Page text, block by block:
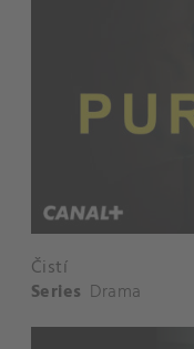
Čistí
Series Drama